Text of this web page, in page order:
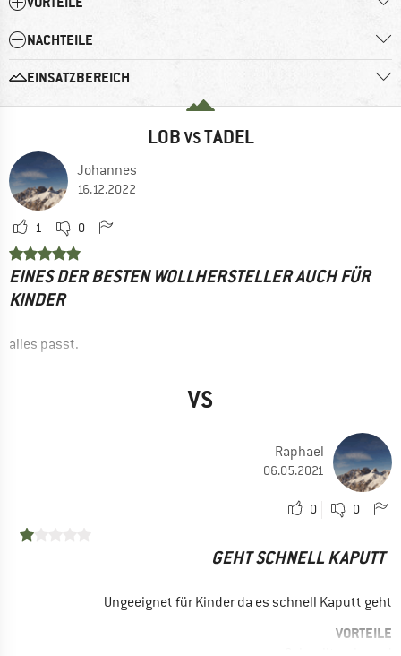
NACHTEILE
EINSATZBEREICH
LOB VSTADEL
Johannes
16.12.2022
1 0
EINES DER BESTEN WOLLHERSTELLER AUCH FÜR
KINDER
alles passt.
Speichert Körperwärme
VS
Raphael
06.05.2021
0 0
GEHT SCHNELL KAPUTT
Ungeeignet für Kinder da es schnell Kaputt geht
VORTEILE